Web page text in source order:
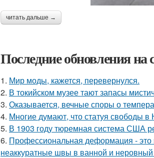
читать дальше →
Последние обновления на
1. Мир моды, кажется, перевернулся.
2. В токийском музее тают запасы
3. Оказывается, вечные споры о
4. Многие думают, что статуя свободы
5. В 1903 году тюремная система США
6. Профессиональная деформация - это
неаккуратные швы в ванной и неровный